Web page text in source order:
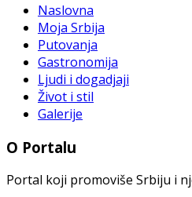
Naslovna
Moja Srbija
Putovanja
Gastronomija
Ljudi i dogadjaji
Život i stil
Galerije
O Portalu
Portal koji promoviše Srbiju i